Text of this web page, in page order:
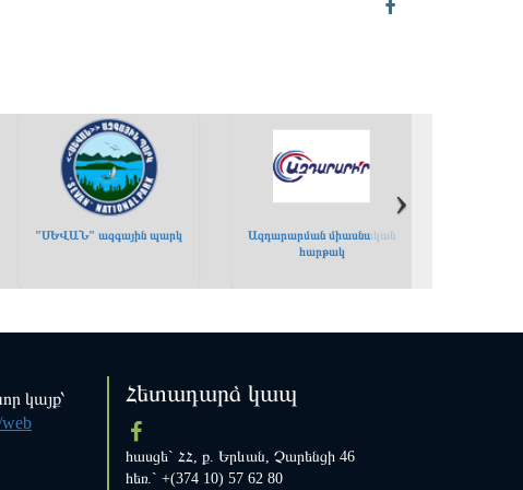
"ՍԵՎԱՆ" ազգային պարկ
Ազդարարման միասնական
հարթակ
›
›
կայք՝
Հետադարձ կապ
հասցե` ՀՀ, ք. Երևան, Չարենցի 46
հեռ.` +(374 10) 57 62 80